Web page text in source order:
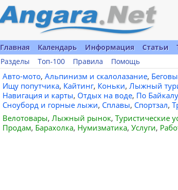
Главная Календарь Информация Статьи
Разделы
Топ-100 Правила Помощь
Авто-мото, Альпинизм и скалолазание,
Ищу попутчика, Кайтинг, Коньки, Лыжный
Навигация и карты, Отдых на воде, По Байкалу
Сноуборд и горные лыжи, Сплавы, Спортзал,
Велотовары, Лыжный рынок, Туристические
Продам, Барахолка, Нумизматика, Услуги,